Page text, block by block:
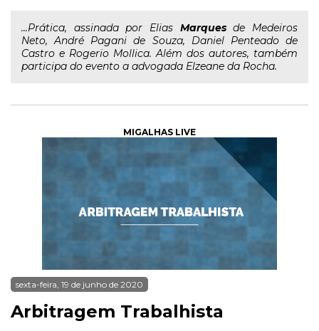
...Prática, assinada por Elias Marquesde Medeiros
Neto, André Pagani de Souza, Daniel Penteado de
Castro e Rogerio Mollica. Além dos autores, também
participa do evento a advogada Elzeane da Rocha.
MIGALHAS LIVE
sexta-feira, 19 de junho de 2020
Arbitragem Trabalhista